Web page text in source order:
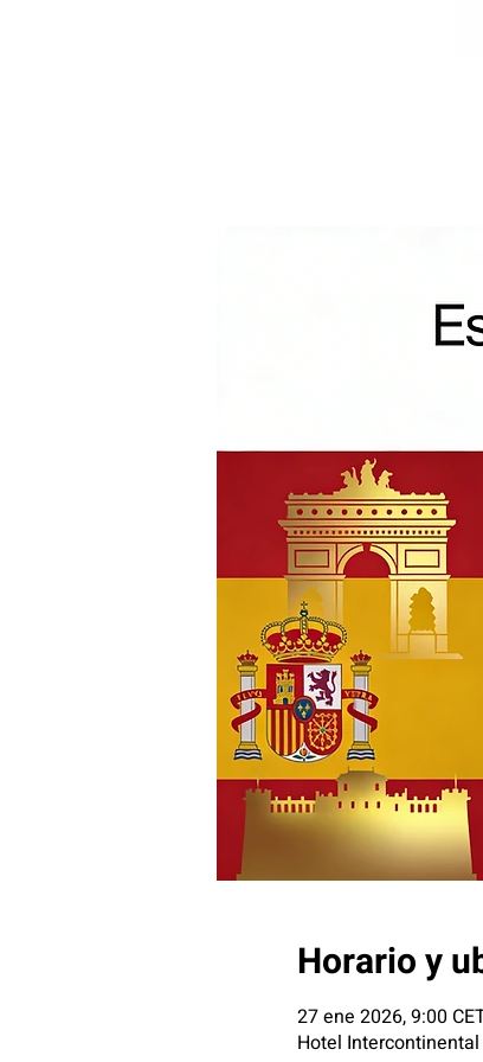
Horario y
27 ene 2026, 9:00
Hotel Intercontinental